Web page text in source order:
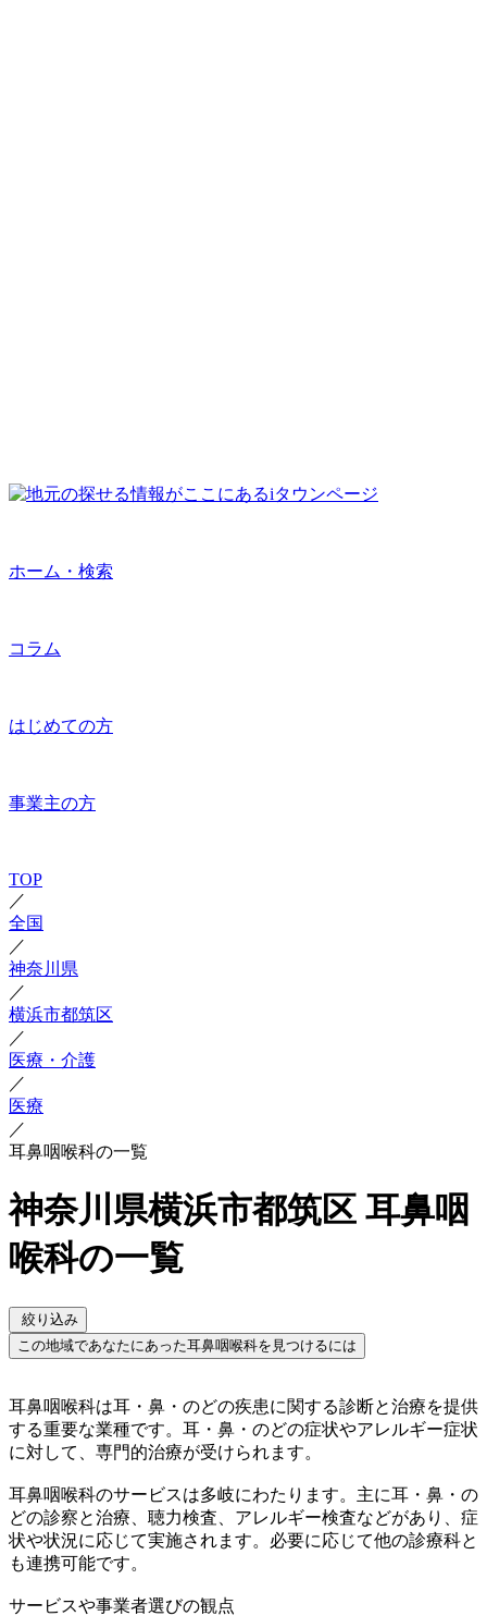
ホーム・検索
コラム
はじめての方
事業主の方
TOP
／
全国
／
神奈川県
／
横浜市都筑区
／
医療・介護
／
医療
／
耳鼻咽喉科の一覧
神奈川県横浜市都筑区 耳鼻咽
喉科の一覧
絞り込み
この地域であなたにあった耳鼻咽喉科を見つけるには
耳鼻咽喉科は耳・鼻・のどの疾患に関する診断と治療を提供
する重要な業種です。耳・鼻・のどの症状やアレルギー症状
に対して、専門的治療が受けられます。
耳鼻咽喉科のサービスは多岐にわたります。主に耳・鼻・の
どの診察と治療、聴力検査、アレルギー検査などがあり、症
状や状況に応じて実施されます。必要に応じて他の診療科と
も連携可能です。
サービスや事業者選びの観点